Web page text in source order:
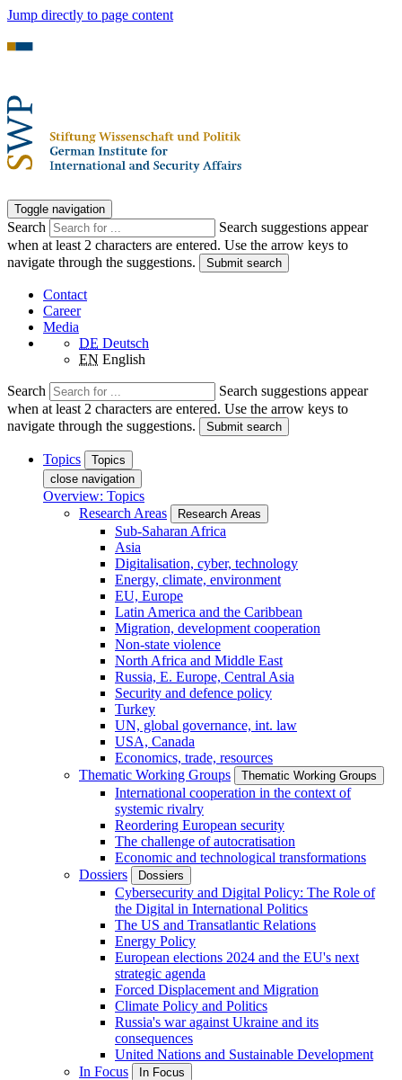
Jump directly to page content
Toggle navigation
Search
Search suggestions appear
when at least 2 characters are entered. Use the arrow keys to
navigate through the suggestions.
Submit search
Contact
Career
Media
DE Deutsch
EN English
Search
Search suggestions appear
when at least 2 characters are entered. Use the arrow keys to
navigate through the suggestions.
Submit search
Topics
Topics
close navigation
Overview: Topics
Research Areas
Research Areas
Sub-Saharan Africa
Asia
Digitalisation, cyber, technology
Energy, climate, environment
EU, Europe
Latin America and the Caribbean
Migration, development cooperation
Non-state violence
North Africa and Middle East
Russia, E. Europe, Central Asia
Security and defence policy
Turkey
UN, global governance, int. law
USA, Canada
Economics, trade, resources
Thematic Working Groups
Thematic Working Groups
International cooperation in the context of
systemic rivalry
Reordering European security
The challenge of autocratisation
Economic and technological transformations
Dossiers
Dossiers
Cybersecurity and Digital Policy: The Role of
the Digital in International Politics
The US and Transatlantic Relations
Energy Policy
European elections 2024 and the EU's next
strategic agenda
Forced Displacement and Migration
Climate Policy and Politics
Russia's war against Ukraine and its
consequences
United Nations and Sustainable Development
In Focus
In Focus